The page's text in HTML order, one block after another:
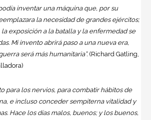
inventar una máquina que, por su
la necesidad de grandes ejércitos;
exposición a la batalla y la enfermedad se
Mi invento abrirá paso a una nueva era,
será más humanitaria”. (Richard Gatling,
para los nervios, para combatir hábitos de
e incluso conceder sempiterna vitalidad y
Hace los días malos, buenos; y los buenos,